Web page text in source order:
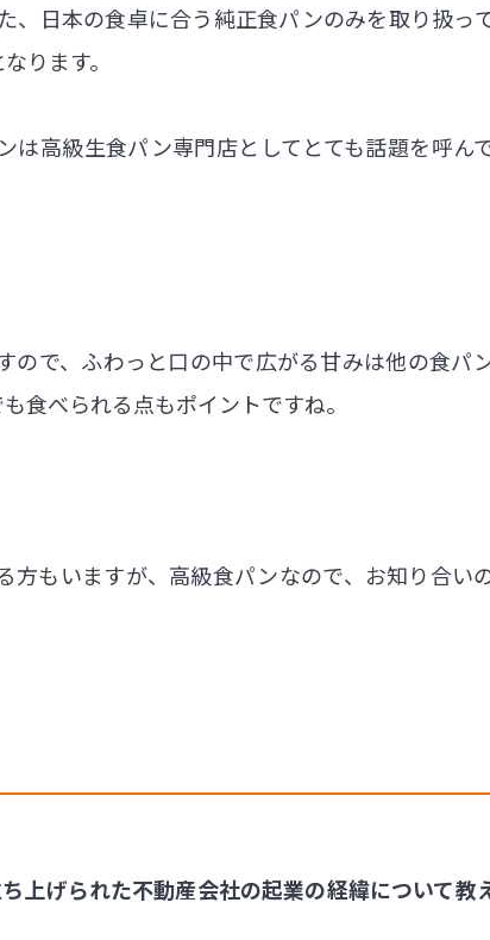
日本の食卓に合う純正食パンのみを取り扱っ
ります。
高級生食パン専門店としてとても話題を呼ん
ので、ふわっと口の中で広がる甘みは他の食パ
食べられる点もポイントですね。
もいますが、高級食パンなので、お知り合い
上げられた不動産会社の起業の経緯について教